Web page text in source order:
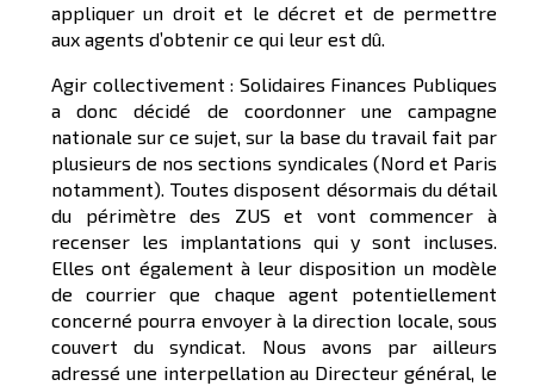
appliquer un droit et le décret et de permettre
aux agents d’obtenir ce qui leur est dû.
Agir collectivement : Solidaires Finances Publiques
a donc décidé de coordonner une campagne
nationale sur ce sujet, sur la base du travail fait par
plusieurs de nos sections syndicales (Nord et Paris
notamment). Toutes disposent désormais du détail
du périmètre des ZUS et vont commencer à
recenser les implantations qui y sont incluses.
Elles ont également à leur disposition un modèle
de courrier que chaque agent potentiellement
concerné pourra envoyer à la direction locale, sous
couvert du syndicat. Nous avons par ailleurs
adressé une interpellation au Directeur général, le